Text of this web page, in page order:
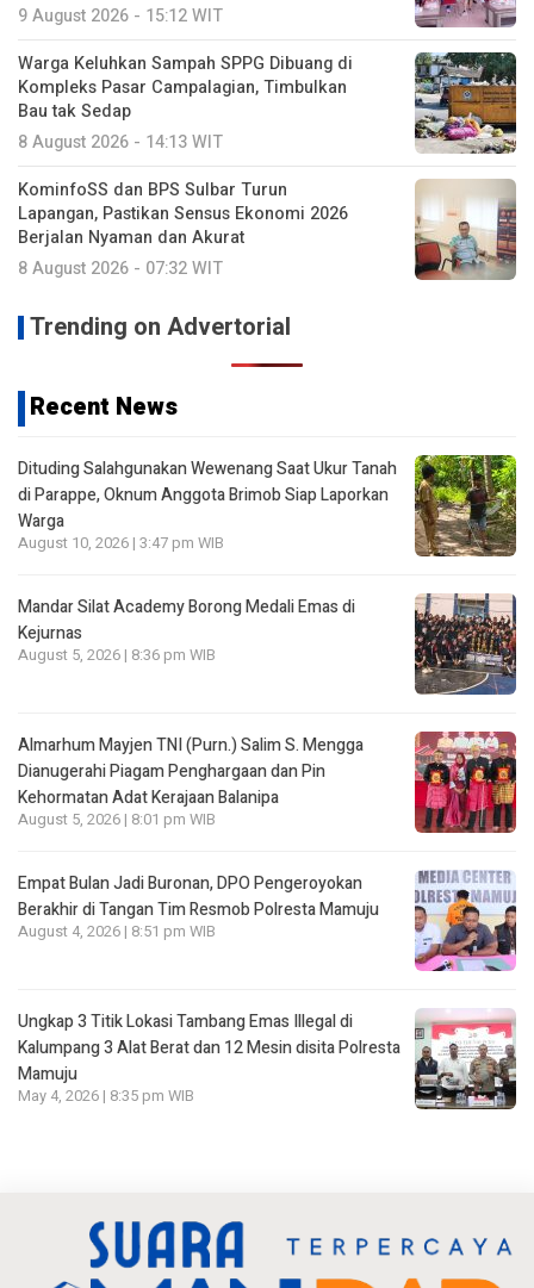
9 August 2026 - 15:12 WIT
Warga Keluhkan Sampah SPPG Dibuang di
Kompleks Pasar Campalagian, Timbulkan
Bau tak Sedap
8 August 2026 - 14:13 WIT
KominfoSS dan BPS Sulbar Turun
Lapangan, Pastikan Sensus Ekonomi 2026
Berjalan Nyaman dan Akurat
8 August 2026 - 07:32 WIT
Trending on Advertorial
Recent News
Dituding Salahgunakan Wewenang Saat Ukur Tanah
di Parappe, Oknum Anggota Brimob Siap Laporkan
Warga
August 10, 2026 | 3:47 pm WIB
Mandar Silat Academy Borong Medali Emas di
Kejurnas
August 5, 2026 | 8:36 pm WIB
Almarhum Mayjen TNI (Purn.) Salim S. Mengga
Dianugerahi Piagam Penghargaan dan Pin
Kehormatan Adat Kerajaan Balanipa
August 5, 2026 | 8:01 pm WIB
Empat Bulan Jadi Buronan, DPO Pengeroyokan
Berakhir di Tangan Tim Resmob Polresta Mamuju
August 4, 2026 | 8:51 pm WIB
Ungkap 3 Titik Lokasi Tambang Emas Illegal di
Kalumpang 3 Alat Berat dan 12 Mesin disita Polresta
Mamuju
May 4, 2026 | 8:35 pm WIB